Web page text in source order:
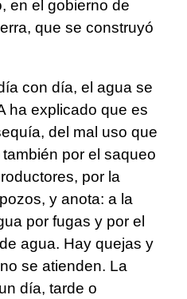
en el gobierno de
que se construyó
con día, el agua se
ha explicado que es
del mal uso que
por el saqueo
por la
y anota: a la
por fugas y por el
agua. Hay quejas y
se atienden. La
día, tarde o